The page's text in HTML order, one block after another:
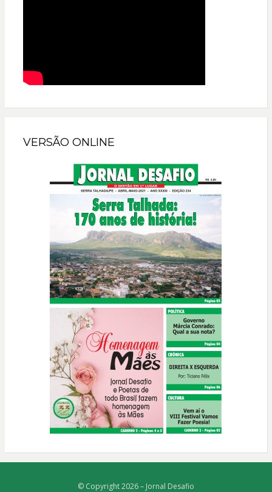
VERSÃO ONLINE
© Copyright 2026 – Jornal Desafio